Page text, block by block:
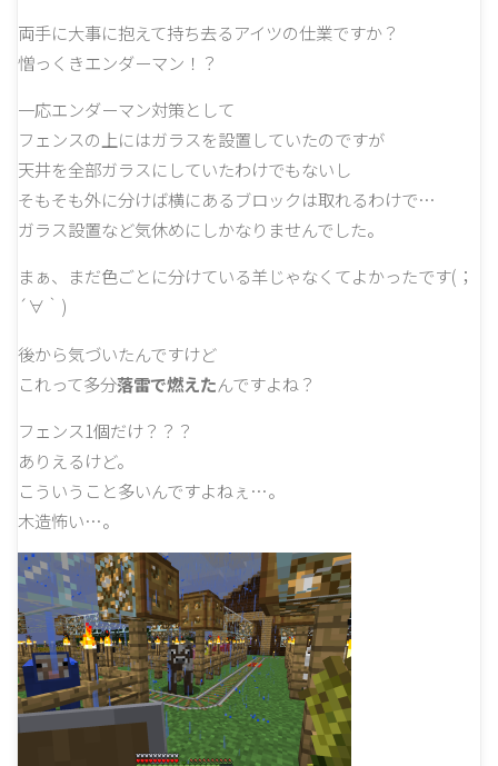
両手に大事に抱えて持ち去るアイツの仕業ですか？
憎っくきエンダーマン！？
一応エンダーマン対策として
フェンスの上にはガラスを設置していたのですが
天井を全部ガラスにしていたわけでもないし
そもそも外に分けば横にあるブロックは取れるわけで…
ガラス設置など気休めにしかなりませんでした。
まぁ、まだ色ごとに分けている羊じゃなくてよかったです(；
´∀｀)
後から気づいたんですけど
これって多分落雷で燃えたんですよね？
フェンス1個だけ？？？
ありえるけど。
こういうこと多いんですよねぇ…。
木造怖い…。